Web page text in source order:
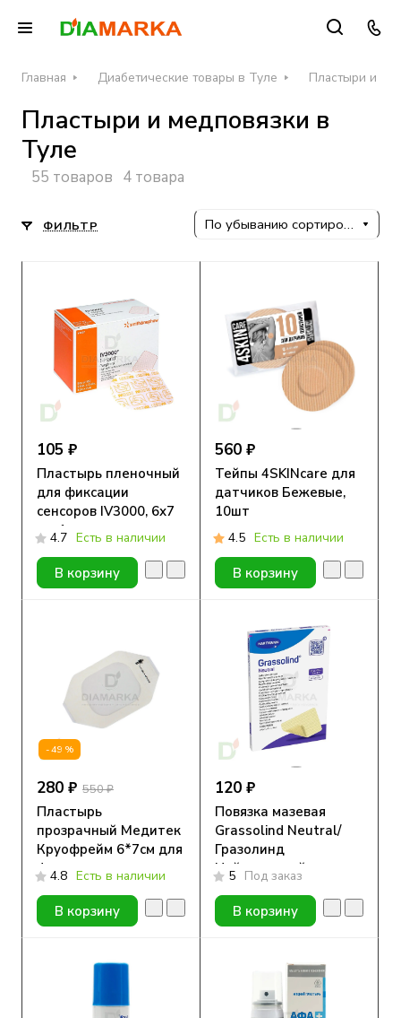
Главная Диабетические товары в Туле Пластыри и
Пластыри и медповязки в
Туле
55 товаров 4 товара
ФИЛЬТР По убыванию сортировки
105 ₽
Пластырь пленочный
для фиксации
сенсоров IV3000, 6х7
см, 1 шт
4.7 Есть в наличии
В корзину
560 ₽
Тейпы 4SKINcare для
датчиков Бежевые,
10шт
4.5 Есть в наличии
В корзину
-49%
280 ₽ 550 ₽
Пластырь
прозрачный Медитек
Круофрейм 6*7см для
фиксации сенсоров,
10 шт.
4.8 Есть в наличии
В корзину
120 ₽
Повязка мазевая
Grassolind Neutral/
Гразолинд
Нейтральный
7,5смх10см №1
5 Под заказ
В корзину